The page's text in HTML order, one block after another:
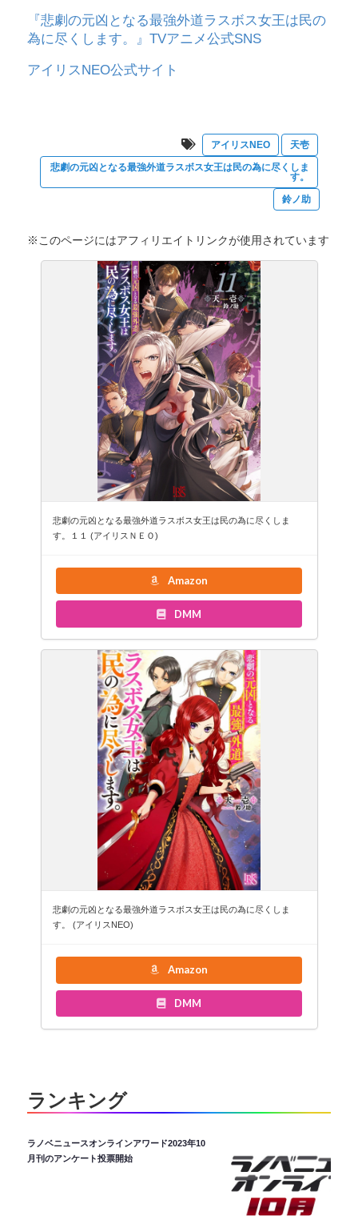
『悲劇の元凶となる最強外道ラスボス女王は民の
為に尽くします。』TVアニメ公式SNS
アイリスNEO公式サイト
アイリスNEO
天壱
悲劇の元凶となる最強外道ラスボス女王は民の為に尽くしま
す。
鈴ノ助
※このページにはアフィリエイトリンクが使用されています
悲劇の元凶となる最強外道ラスボス女王は民の為に尽くしま
す。１１ (アイリスＮＥＯ)
Amazon
DMM
悲劇の元凶となる最強外道ラスボス女王は民の為に尽くしま
す。 (アイリスNEO)
Amazon
DMM
ランキング
ラノベニュースオンラインアワード2023年10
月刊のアンケート投票開始